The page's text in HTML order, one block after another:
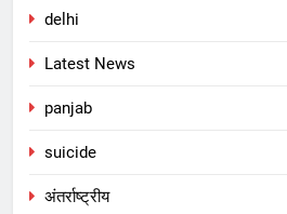
delhi
Latest News
panjab
suicide
अंतर्राष्ट्रीय